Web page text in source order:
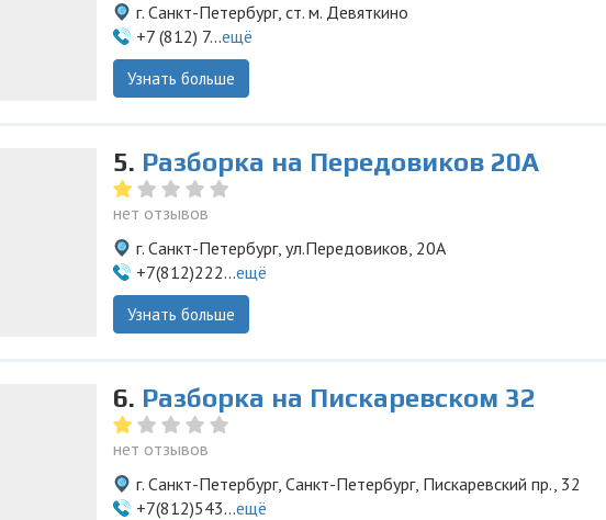
г. Санкт-Петербург, ст. м. Девяткино
+7 (812) 7...ещё
Узнать больше
5. Разборка на Передовиков 20А
нет отзывов
г. Санкт-Петербург, ул.Передовиков, 20А
+7(812)222...ещё
Узнать больше
6. Разборка на Пискаревском 32
нет отзывов
г. Санкт-Петербург, Санкт-Петербург, Пискаревский пр., 32
+7(812)543...ещё